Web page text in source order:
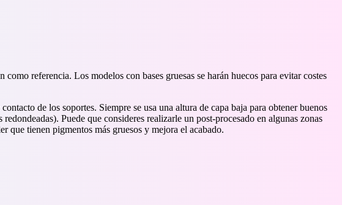
referencia. Los modelos con bases gruesas se harán huecos para evitar costes
de los soportes. Siempre se usa una altura de capa baja para obtener buenos
Puede que consideres realizarle un post-procesado en algunas zonas
tienen pigmentos más gruesos y mejora el acabado.